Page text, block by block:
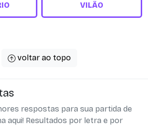
VILÃO
voltar ao topo
respostas para sua partida de
aqui! Resultados por letra e por